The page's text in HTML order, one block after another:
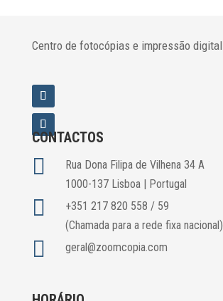
Centro de fotocópias e impressão digital
CONTACTOS

Rua Dona Filipa de Vilhena 34 A
1000-137 Lisboa | Portugal

+351 217 820 558 / 59
(Chamada para a rede fixa nacional)
 geral@zoomcopia.com